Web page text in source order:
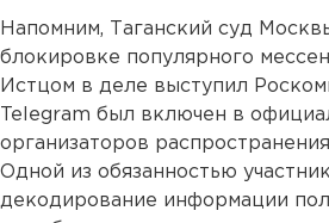
Напомним, Таганский суд
блокировке популярного
Истцом в деле выступил
Telegram был включен в
организаторов
Одной из обязанностью
декодирование информации